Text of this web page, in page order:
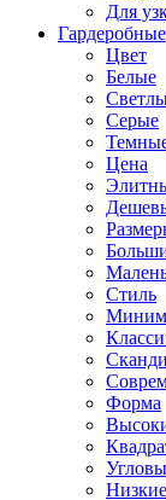
Для
Гардеробные
Цвет
Белые
Серые
Цена
Стиль
Форма
Низкие